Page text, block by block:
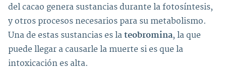
del cacao genera sustancias durante la fotosíntesis,
y otros procesos necesarios para su metabolismo.
Una de estas sustancias es la teobromina, la que
puede llegar a causarle la muerte si es que la
intoxicación es alta.